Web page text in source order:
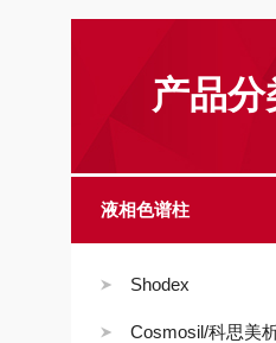
产品分
液相色谱柱
Shodex
Cosmosil/科思美